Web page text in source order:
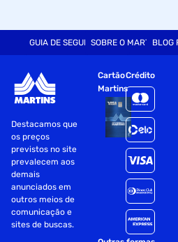
GUIA DE SEGURANÇASOBRE O MARTINSBLOG
Destacamos que
os preços
previstos no site
prevalecem aos
demais
anunciados em
outros meios de
comunicação e
sites de buscas.
Cartão
Martins
Crédito